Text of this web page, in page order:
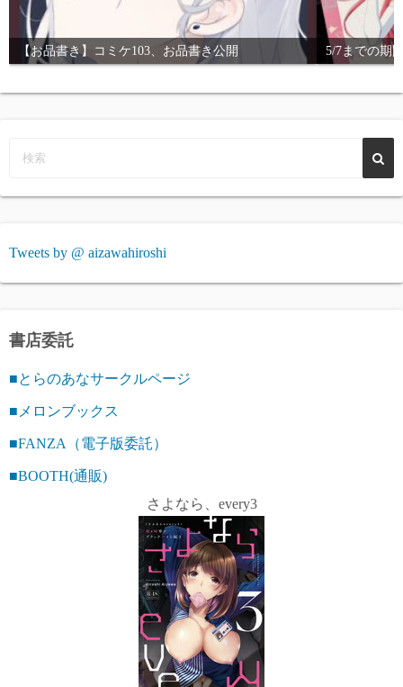
【お品書き】コミケ103、お品書き公開 5/7までの期
Tweets by @ aizawahiroshi
書店委託
■とらのあなサークルページ
■メロンブックス
■FANZA（電子版委託）
■BOOTH(通販)
さよなら、every3